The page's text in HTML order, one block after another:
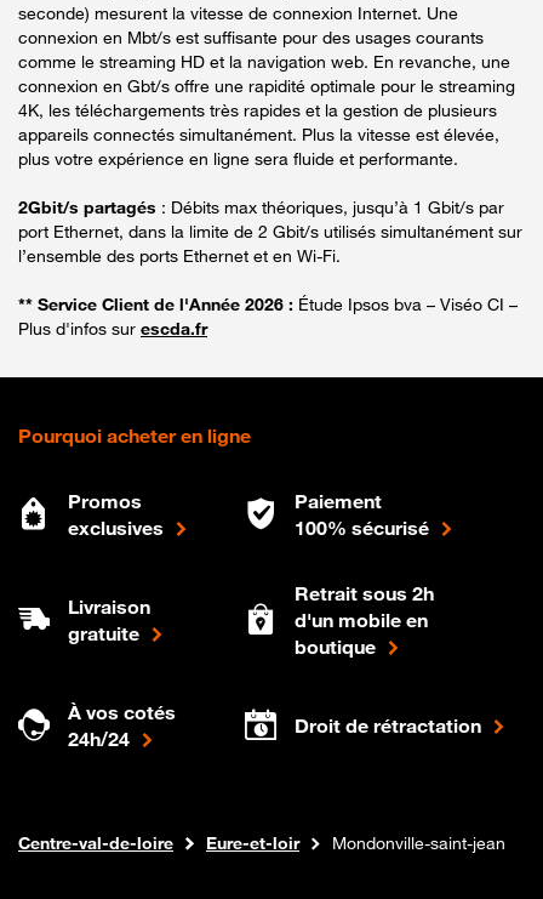
seconde) mesurent la vitesse de connexion Internet. Une
connexion en Mbt/s est suffisante pour des usages courants
comme le streaming HD et la navigation web. En revanche, une
connexion en Gbt/s offre une rapidité optimale pour le streaming
4K, les téléchargements très rapides et la gestion de plusieurs
appareils connectés simultanément. Plus la vitesse est élevée,
plus votre expérience en ligne sera fluide et performante.
2Gbit/s partagés : Débits max théoriques, jusqu’à 1 Gbit/s par
port Ethernet, dans la limite de 2 Gbit/s utilisés simultanément sur
l’ensemble des ports Ethernet et en Wi-Fi.
** Service Client de l'Année 2026 : Étude Ipsos bva – Viséo CI –
Plus d'infos sur escda.fr
Pourquoi acheter en ligne
Promos
exclusives
Paiement
100% sécurisé
Livraison
gratuite
Retrait sous 2h
d'un mobile en
boutique
À vos cotés
24h/24
Droit de rétractation
Boutique Orange
Internet fibre
Centre-val-de-loire Eure-et-loir Mondonville-saint-jean